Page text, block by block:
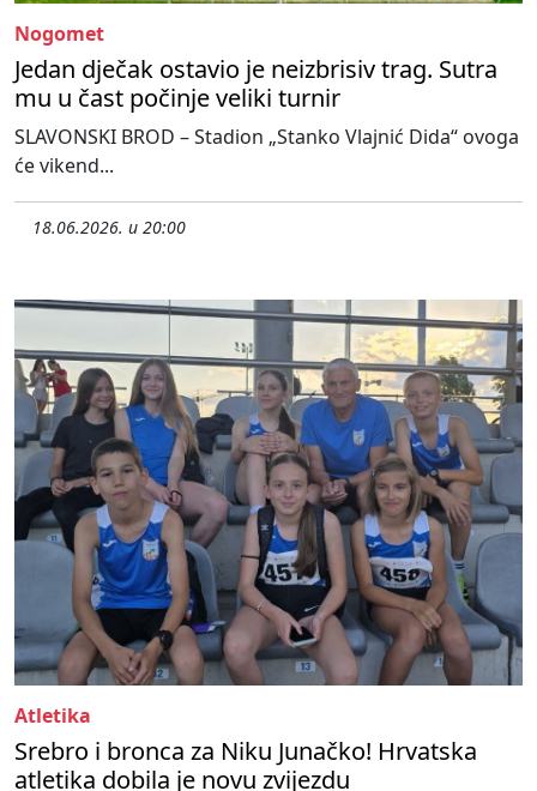
Nogomet
Jedan dječak ostavio je neizbrisiv trag. Sutra
mu u čast počinje veliki turnir
SLAVONSKI BROD – Stadion „Stanko Vlajnić Dida“ ovoga
će vikend...
18.06.2026. u 20:00
Atletika
Srebro i bronca za Niku Junačko! Hrvatska
atletika dobila je novu zvijezdu